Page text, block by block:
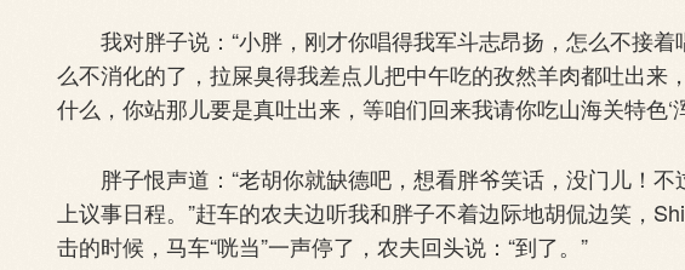
我对胖子说：“小胖，刚才你唱得我军斗志昂扬，怎么不接着
么不消化的了，拉屎臭得我差点儿把中午吃的孜然羊肉都吐出来
什么，你站那儿要是真吐出来，等咱们回来我请你吃山海关特色‘
胖子恨声道：“老胡你就缺德吧，想看胖爷笑话，没门儿！不
上议事日程。”赶车的农夫边听我和胖子不着边际地胡侃边笑，
击的时候，马车“咣当”一声停了，农夫回头说：“到了。”